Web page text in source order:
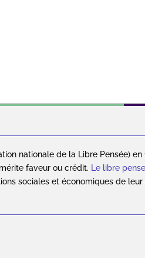
nationale de la Libre Pensée) en
faveur ou crédit. Le libre
sociales et économiques de leur